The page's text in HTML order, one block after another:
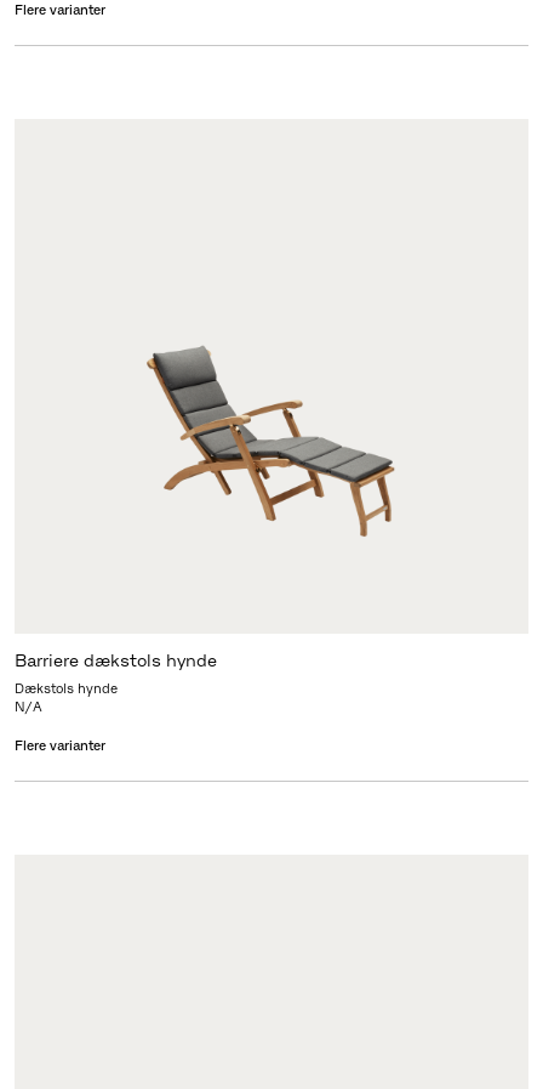
Flere varianter
Barriere dækstols hynde
Dækstols hynde
N/A
Flere varianter